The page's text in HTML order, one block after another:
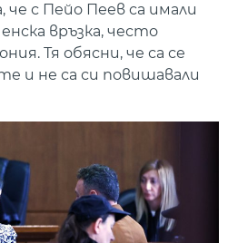
че с Пейо Пеев са имали
връзка, често
Тя обясни, че са се
и не са си повишавали